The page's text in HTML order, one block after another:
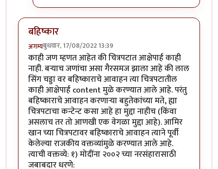
बहिष्कार
अगम्यबुधवार, 17/08/2022 13:39
काही जण म्हणत आहेत की चित्रपटात आक्षेपार्ह काही
नाही. बऱ्याच जणांचा असा गैरसमज झाला आहे की लाल
सिंग चड्डा वर बहिष्काराचे आवाहन त्या चित्रपटातील
काही आक्षेपार्ह content मुळे करण्यात आले आहे. परंतु
बहिष्काराचे आवाहन करणाऱ्या बहुतेकांच्या मते, ह्या
चित्रपटाचा कन्टेन्ट कसा आहे हा मुद्दा नाहीच (किंवा
असलाच तर तो आणखी एक वेगळा मुद्दा आहे). आमिर
खान च्या चित्रपटावर बहिष्काराचे आवाहन त्याने पूर्वी
केलेल्या राजकीय वक्तव्यांमुळे करण्यात आले आहे.
त्याची वक्तव्ये: १) मोदींना २००२ च्या नरसंहारासाठी
जबाबदार धरणे: